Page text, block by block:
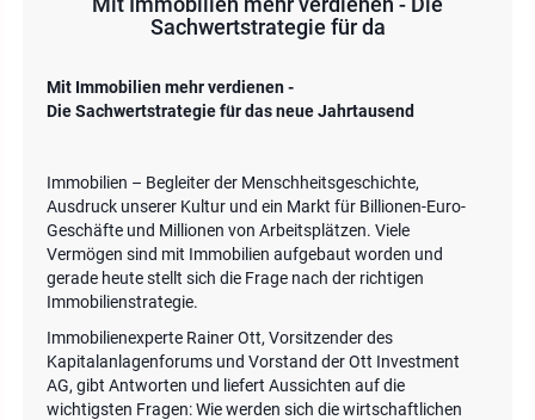
Sachwertstrategie für da
Mit Immobilien mehr verdienen -
Die Sachwertstrategie für das neue Jahrtausend
Immobilien – Begleiter der Menschheitsgeschichte,
Ausdruck unserer Kultur und ein Markt für Billionen-Euro-
Geschäfte und Millionen von Arbeitsplätzen. Viele
Vermögen sind mit Immobilien aufgebaut worden und
gerade heute stellt sich die Frage nach der richtigen
Immobilienstrategie.
Immobilienexperte Rainer Ott, Vorsitzender des
Kapitalanlagenforums und Vorstand der Ott Investment
AG, gibt Antworten und liefert Aussichten auf die
wichtigsten Fragen: Wie werden sich die wirtschaftlichen